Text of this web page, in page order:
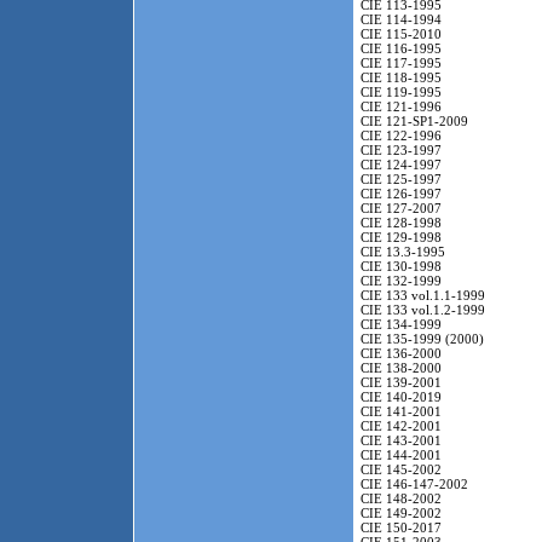
CIE 113-1995
CIE 114-1994
CIE 115-2010
CIE 116-1995
CIE 117-1995
CIE 118-1995
CIE 119-1995
CIE 121-1996
CIE 121-SP1-2009
CIE 122-1996
CIE 123-1997
CIE 124-1997
CIE 125-1997
CIE 126-1997
CIE 127-2007
CIE 128-1998
CIE 129-1998
CIE 13.3-1995
CIE 130-1998
CIE 132-1999
CIE 133 vol.1.1-1999
CIE 133 vol.1.2-1999
CIE 134-1999
CIE 135-1999 (2000)
CIE 136-2000
CIE 138-2000
CIE 139-2001
CIE 140-2019
CIE 141-2001
CIE 142-2001
CIE 143-2001
CIE 144-2001
CIE 145-2002
CIE 146-147-2002
CIE 148-2002
CIE 149-2002
CIE 150-2017